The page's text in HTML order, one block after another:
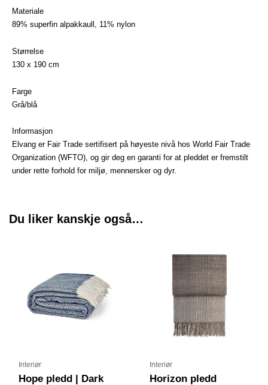
Materiale
89% superfin alpakkaull, 11% nylon
Størrelse
130 x 190 cm
Farge
Grå/blå
Informasjon
Elvang er Fair Trade sertifisert på høyeste nivå hos World Fair Trade
Organization (WFTO), og gir deg en garanti for at pleddet er fremstilt
under rette forhold for miljø, mennersker og dyr.
Du liker kanskje også…
Interiør
Hope pledd | Dark
Interiør
Horizon pledd